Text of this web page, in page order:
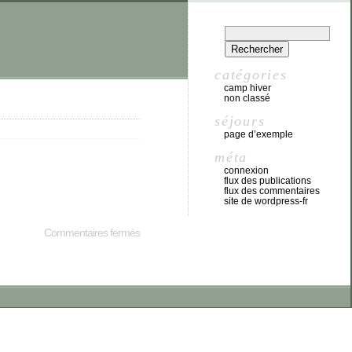
Commentaires fermés
catégories
camp hiver
non classé
séjours
page d’exemple
méta
connexion
flux des publications
flux des commentaires
site de wordpress-fr